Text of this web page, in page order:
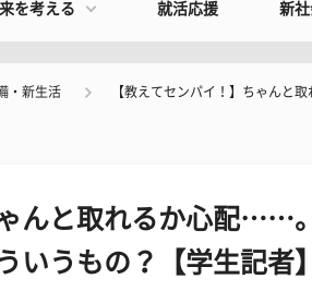
を考える 就活応援 新
・新生活 【教えてセンパイ！】ちゃんと
ゃんと取れるか心配……
いうもの？【学生記者】